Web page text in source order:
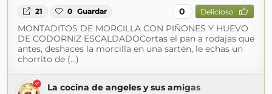
21 0 Guardar 0 Delicioso
MONTADITOS DE MORCILLA CON PIÑONES Y HUEVO
DE CODORNIZ ESCALDADOCortas el pan a rodajas que
antes, deshaces la morcilla en una sartén, le echas un
chorrito de (...)
La cocina de angeles y sus amigas